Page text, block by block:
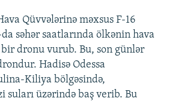
Qüvvələrinə məxsus F-16
da səhər saatlarında ölkənin hava
bir dronu vurub. Bu, son günlər
Hadisə Odessa
Kiliya bölgəsində,
suları üzərində baş verib. Bu